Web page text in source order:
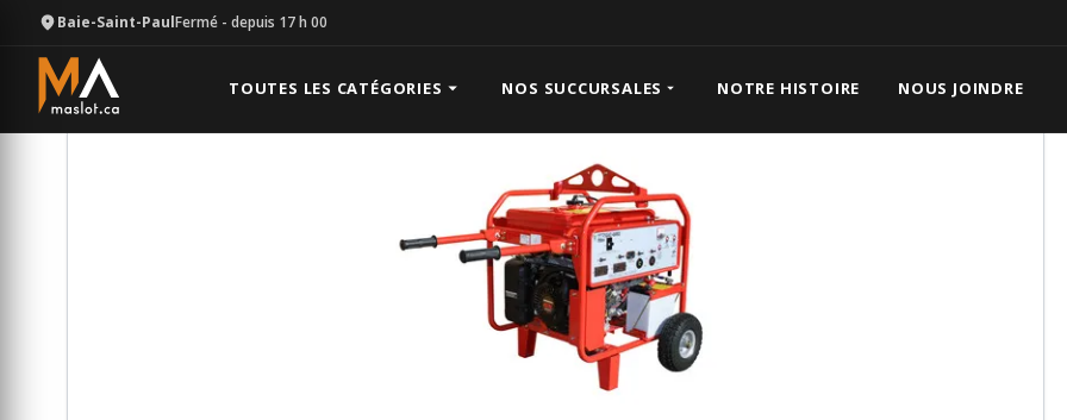
Baie-Saint-PaulFermé - depuis 17 h 00
TOUTES LES CATÉGORIES NOS SUCCURSALES NOTRE HISTOIRE NOUS JOINDRE
Équipement Génératrice